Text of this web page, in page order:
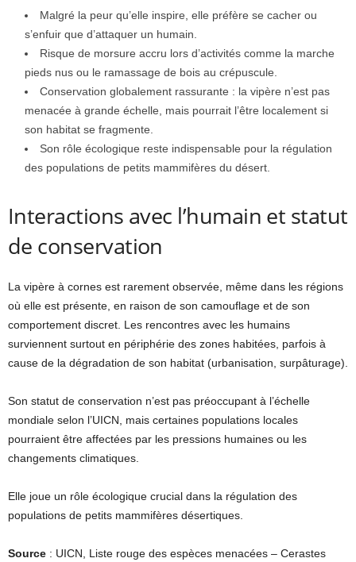
Malgré la peur qu’elle inspire, elle préfère se cacher ou
s’enfuir que d’attaquer un humain.
Risque de morsure accru lors d’activités comme la marche
pieds nus ou le ramassage de bois au crépuscule.
Conservation globalement rassurante : la vipère n’est pas
menacée à grande échelle, mais pourrait l’être localement si
son habitat se fragmente.
Son rôle écologique reste indispensable pour la régulation
des populations de petits mammifères du désert.
Interactions avec l’humain et statut
de conservation
La vipère à cornes est rarement observée, même dans les régions
où elle est présente, en raison de son camouflage et de son
comportement discret. Les rencontres avec les humains
surviennent surtout en périphérie des zones habitées, parfois à
cause de la dégradation de son habitat (urbanisation, surpâturage).
Son statut de conservation n’est pas préoccupant à l’échelle
mondiale selon l’UICN, mais certaines populations locales
pourraient être affectées par les pressions humaines ou les
changements climatiques.
Elle joue un rôle écologique crucial dans la régulation des
populations de petits mammifères désertiques.
Source : UICN, Liste rouge des espèces menacées – Cerastes